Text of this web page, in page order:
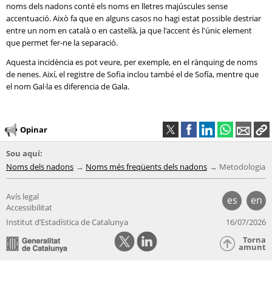
noms dels nadons conté els noms en lletres majúscules sense
accentuació. Això fa que en alguns casos no hagi estat possible destriar
entre un nom en català o en castellà, ja que l'accent és l'únic element
que permet fer-ne la separació.
Aquesta incidència es pot veure, per exemple, en el rànquing de noms
de nenes. Així, el registre de Sofia inclou també el de Sofía, mentre que
el nom Gal·la es diferencia de Gala.
Opinar
Sou aquí:
Noms dels nadons
Noms més freqüents dels nadons Metodologia
es en
Avís legal
Accessibilitat
Institut d’Estadística de Catalunya
16/07/2026
Torna
amunt